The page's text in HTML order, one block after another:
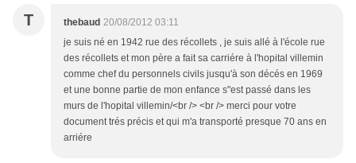
T thebaud 20/08/2012 03:11
je suis né en 1942 rue des récollets , je suis allé à l'école rue
des récollets et mon père a fait sa carriére à l'hopital villemin
comme chef du personnels civils jusqu'à son décés en 1969
et une bonne partie de mon enfance s"est passé dans les
murs de l'hopital villemin/<br /> <br /> merci pour votre
document trés précis et qui m'a transporté presque 70 ans en
arriére